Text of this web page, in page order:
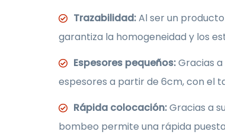
Trazabilidad:Al ser un
garantiza la homogeneidad y los
Espesores pequeños:Gracias
espesores a partir de 6cm, con el
Rápida colocación:Gracias a
bombeo permite una rápida